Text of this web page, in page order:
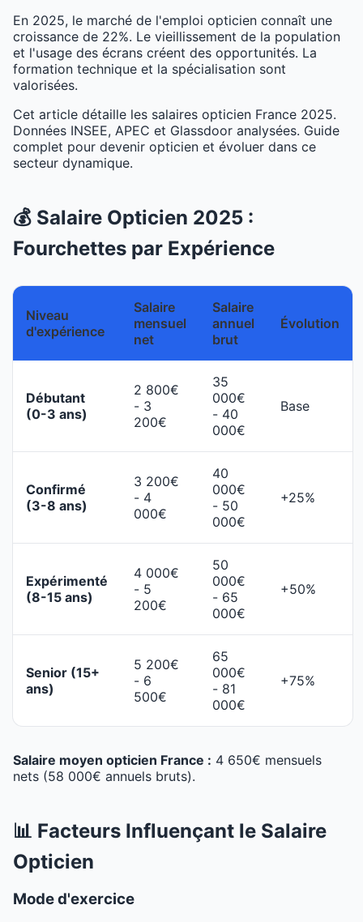
En 2025, le marché de l'emploi opticien connaît une
croissance de 22%. Le vieillissement de la population
et l'usage des écrans créent des opportunités. La
formation technique et la spécialisation sont
valorisées.
Cet article détaille les salaires opticien France 2025.
Données INSEE, APEC et Glassdoor analysées. Guide
complet pour devenir opticien et évoluer dans ce
secteur dynamique.
💰 Salaire Opticien 2025 :
Fourchettes par Expérience
Niveau
d'expérience
Salaire
mensuel
net
Salaire
annuel
brut
Évolution
Débutant
(0-3 ans)
2 800€
- 3
200€
35
000€
- 40
000€
Base
Confirmé
(3-8 ans)
3 200€
- 4
000€
40
000€
- 50
000€
+25%
Expérimenté
(8-15 ans)
4 000€
- 5
200€
50
000€
- 65
000€
+50%
Senior (15+
ans)
5 200€
- 6
500€
65
000€
- 81
000€
+75%
Salaire moyen opticien France : 4 650€ mensuels
nets (58 000€ annuels bruts).
📊 Facteurs Influençant le Salaire
Opticien
Mode d'exercice